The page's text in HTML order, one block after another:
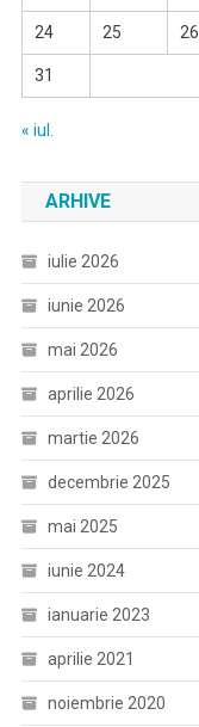
24 25 26
31
« iul.
ARHIVE
iulie 2026
iunie 2026
mai 2026
aprilie 2026
martie 2026
decembrie 2025
mai 2025
iunie 2024
ianuarie 2023
aprilie 2021
noiembrie 2020